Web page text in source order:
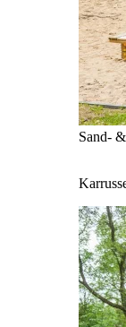
Sand-